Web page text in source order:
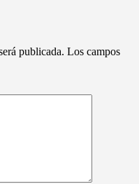
publicada. Los campos